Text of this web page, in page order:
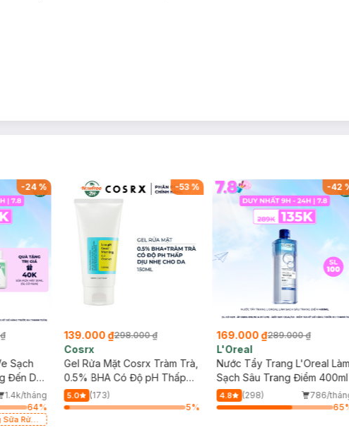
-24%
Sạch
Đến Da
1.4k/tháng
64%
Rửa
-53%
139.000 ₫298.000 ₫
Cosrx
Gel Rửa Mặt Cosrx Tràm Trà,
0.5% BHA Có Độ pH Thấp
150ml
5.0
(173)
5%
-42
169.000 ₫289.000 ₫
L'Oreal
Nước Tẩy Trang L'Oreal Làm
Sạch Sâu Trang Điểm 400ml
4.8 (298)
786/
65